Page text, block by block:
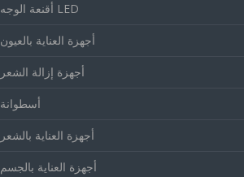
أقنعة الوجه LED
أجهزة العناية بالعيون
أجهزة إزالة الشعر
أسطوانة
أجهزة العناية بالشعر
أجهزة العناية بالجسم